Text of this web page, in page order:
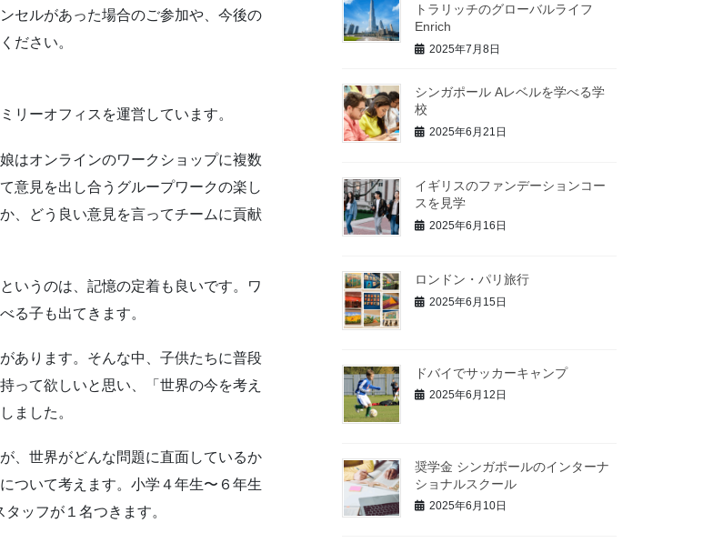
セルがあった場合のご参加や、今後の
ださい。
リーオフィスを運営しています。
はオンラインのワークショップに複数
意見を出し合うグループワークの楽し
、どう良い意見を言ってチームに貢献
いうのは、記憶の定着も良いです。ワ
る子も出てきます。
あります。そんな中、子供たちに普段
って欲しいと思い、「世界の今を考え
ました。
、世界がどんな問題に直面しているか
ついて考えます。小学４年生〜６年生
ッフが１名つきます。
トラリッチのグローバルライフ
Enrich
2025年7月8日
シンガポール Aレベルを学べる学
校
2025年6月21日
イギリスのファンデーションコー
スを見学
2025年6月16日
ロンドン・パリ旅行
2025年6月15日
ドバイでサッカーキャンプ
2025年6月12日
奨学金 シンガポールのインターナ
ショナルスクール
2025年6月10日